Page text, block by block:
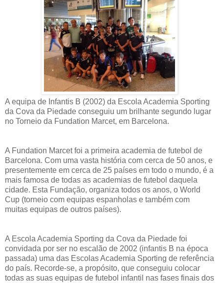
A equipa de Infantis B (2002) da Escola Academia Sporting
da Cova da Piedade conseguiu um brilhante segundo lugar
no Torneio da Fundation Marcet, em Barcelona.
A Fundation Marcet foi a primeira academia de futebol de
Barcelona. Com uma vasta história com cerca de 50 anos, e
presentemente em cerca de 25 países em todo o mundo, é a
mais famosa de todas as academias de futebol daquela
cidade. Esta Fundação, organiza todos os anos, o World
Cup (torneio com equipas espanholas e também com
muitas equipas de outros países).
A Escola Academia Sporting da Cova da Piedade foi
convidada por ser no escalão de 2002 (infantis B na época
passada) uma das Escolas Academia Sporting de referência
do país. Recorde-se, a propósito, que conseguiu colocar
todas as suas equipas de futebol infantil nas fases finais dos